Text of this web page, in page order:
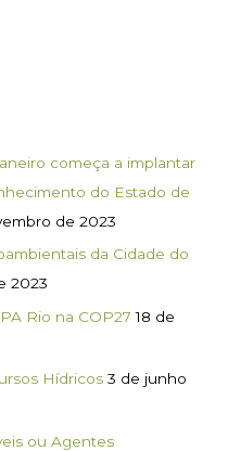
começa a implantar
do Estado de
de 2023
da Cidade do
2023
Rio na COP27 18 de
Hídricos 3 de junho
ou Agentes